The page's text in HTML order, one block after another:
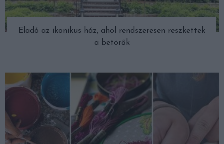
Eladó az ikonikus ház, ahol rendszeresen reszkettek
a betörők